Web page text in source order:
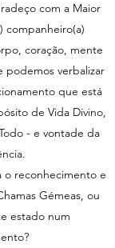
com a Maior
companheiro(a)
coração, mente
verbalizar
que está
de Vida Divino,
- e vontade da
o reconhecimento e
Gémeas, ou
estado num